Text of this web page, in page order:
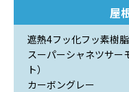
屋
遮熱4フッ化フッ素樹
スーパーシャネツサー
カーボングレー